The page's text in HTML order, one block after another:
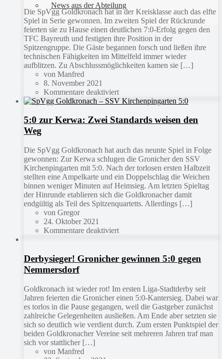
News aus der Abteilung
Die SpVgg Goldkronach hat in der Kreisklasse auch das elfte
Spiel in Serie gewonnen. Im zweiten Spiel der Rückrunde
feierten sie zu Hause einen deutlichen 7:0-Erfolg gegen den
TFC Bayreuth und festigten ihre Position in der
Spitzengruppe. Die Gäste begannen forsch und ließen ihre
technischen Fähigkeiten im Mittelfeld immer wieder
aufblitzen. Zu Abschlussmöglichkeiten kamen sie […]
von Manfred
8. November 2021
Kommentare deaktiviert
5:0 zur Kerwa: Zwei Standards weisen den
Weg
Die SpVgg Goldkronach hat auch das neunte Spiel in Folge
gewonnen: Zur Kerwa schlugen die Gronicher den SSV
Kirchenpingarten mit 5:0. Nach der torlosen ersten Halbzeit
stellten eine Ampelkarte und ein Doppelschlag die Weichen
binnen weniger Minuten auf Heimsieg. Am letzten Spieltag
der Hinrunde etablieren sich die Goldkronacher damit
endgültig als Teil des Spitzenquartetts. Allerdings […]
von Gregor
24. Oktober 2021
Kommentare deaktiviert
Derbysieger! Gronicher gewinnen 5:0 gegen
Nemmersdorf
Goldkronach ist wieder rot! Im ersten Liga-Stadtderby seit
Jahren feierten die Gronicher einen 5:0-Kantersieg. Dabei war
es torlos in die Pause gegangen, weil die Gastgeber zunächst
zahlreiche Gelegenheiten ausließen. Am Ende aber setzten sie
sich so deutlich wie verdient durch. Zum ersten Punktspiel der
beiden Goldkronacher Vereine seit mehreren Jahren traf man
sich vor stattlicher […]
von Manfred